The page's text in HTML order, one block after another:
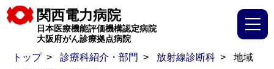
関西電力病院
日本医療機能評価機構認定病院
大阪府がん診療拠点病院
トップ 診療科紹介・部門 放射線診断科
地域